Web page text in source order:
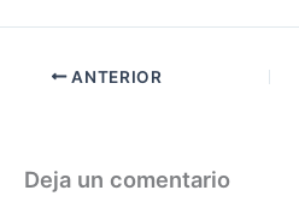
ANTERIOR
Deja un comentario